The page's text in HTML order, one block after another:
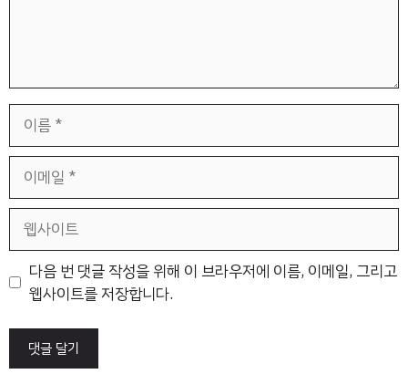
일
트
다음 번 댓글 작성을 위해 이 브라우저에 이름, 이메일, 그리고
웹사이트를 저장합니다.